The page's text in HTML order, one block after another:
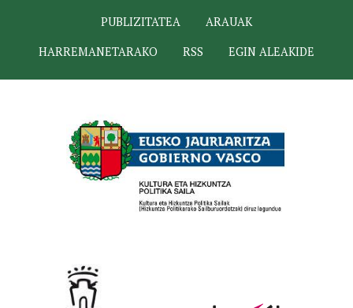
PUBLIZITATEA
ARAUAK
HARREMANETARAKO
RSS EGIN ALEAKIDE